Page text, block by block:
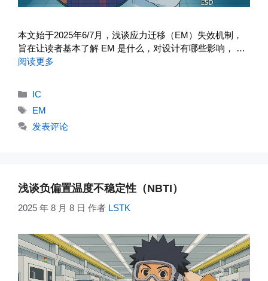
本文始于2025年6/7月，浅谈应力迁移（EM）失效机制，
旨在让读者基本了解 EM 是什么，对设计有哪些影响， …
阅读更多
分
类
IC
标
签
EM
发表评论
浅谈负偏置温度不稳定性（NBTI）
2025 年 8 月 8 日 作者 LSTK